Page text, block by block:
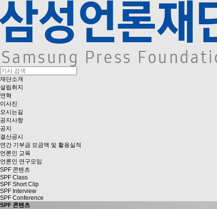
재단소개
설립취지
연혁
이사진
오시는길
공지사항
공지
결산공시
연간 기부금 모금액 및 활용실적
언론인 교육
언론인 연구모임
SPF 콘텐츠
SPF Class
SPF Short Clip
SPF Interview
SPF Conference
SPF 콘텐츠